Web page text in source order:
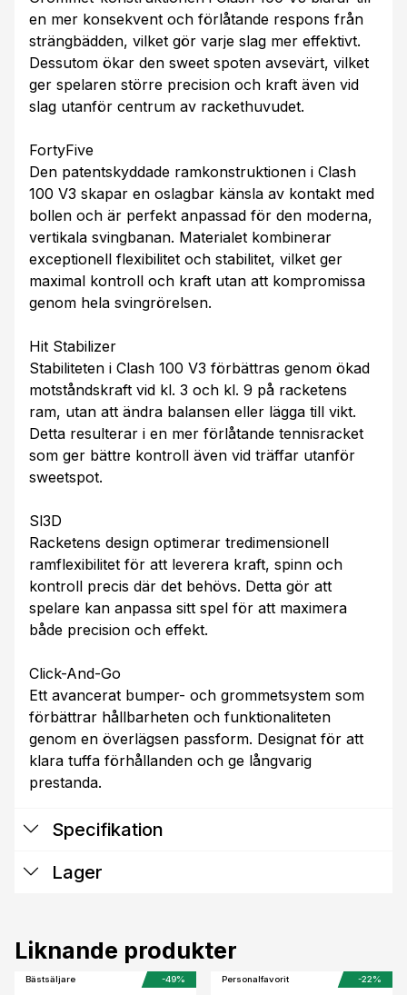
en mer konsekvent och förlåtande respons från
strängbädden, vilket gör varje slag mer effektivt.
Dessutom ökar den sweet spoten avsevärt, vilket
ger spelaren större precision och kraft även vid
slag utanför centrum av rackethuvudet.
FortyFive
Den patentskyddade ramkonstruktionen i Clash
100 V3 skapar en oslagbar känsla av kontakt med
bollen och är perfekt anpassad för den moderna,
vertikala svingbanan. Materialet kombinerar
exceptionell flexibilitet och stabilitet, vilket ger
maximal kontroll och kraft utan att kompromissa
genom hela svingrörelsen.
Hit Stabilizer
Stabiliteten i Clash 100 V3 förbättras genom ökad
motståndskraft vid kl. 3 och kl. 9 på racketens
ram, utan att ändra balansen eller lägga till vikt.
Detta resulterar i en mer förlåtande tennisracket
som ger bättre kontroll även vid träffar utanför
sweetspot.
Sl3D
Racketens design optimerar tredimensionell
ramflexibilitet för att leverera kraft, spinn och
kontroll precis där det behövs. Detta gör att
spelare kan anpassa sitt spel för att maximera
både precision och effekt.
Click-And-Go
Ett avancerat bumper- och grommetsystem som
förbättrar hållbarheten och funktionaliteten
genom en överlägsen passform. Designat för att
klara tuffa förhållanden och ge långvarig
prestanda.
Specifikation
Lager
Liknande produkter
Bästsäljare -49% Personalfavorit -22%